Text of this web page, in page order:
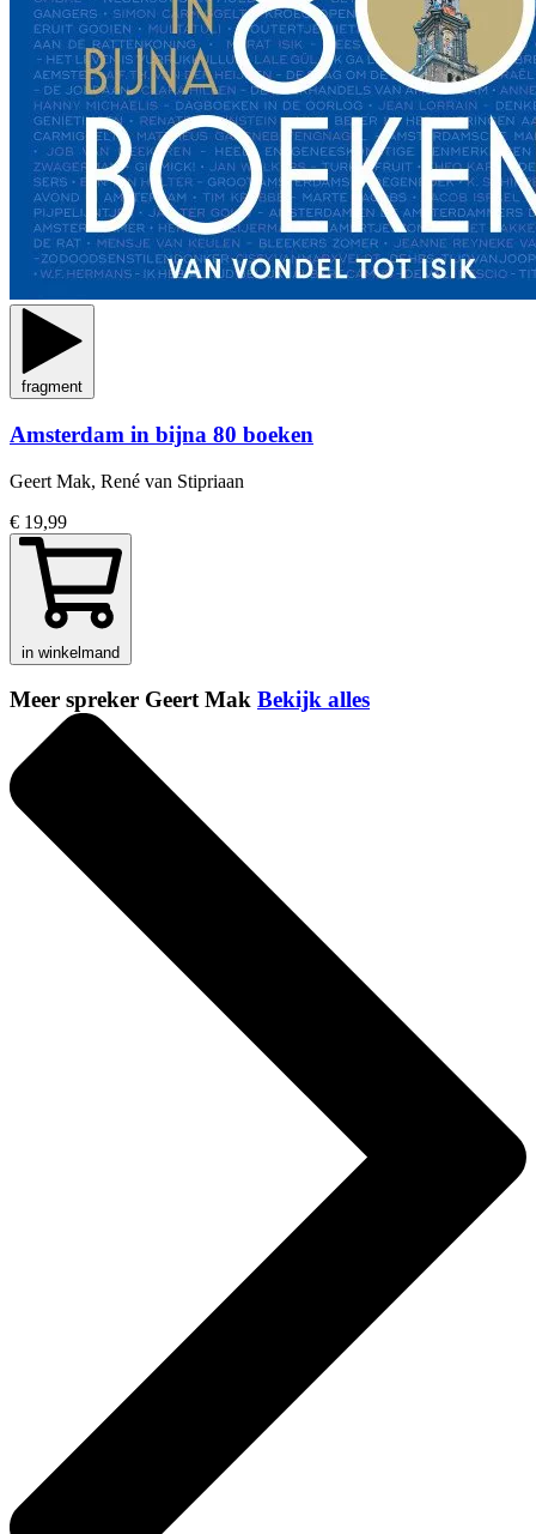
fragment
Amsterdam in bijna 80 boeken
Geert Mak, René van Stipriaan
€ 19,99
in winkelmand
Meer spreker Geert Mak Bekijk alles